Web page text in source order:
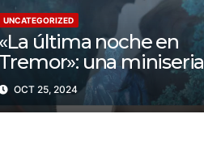
UNCATEGORIZED
«La última noche en
Tremor»: una miniseria
¿Cuál es su
trama?
OCT 25, 2024